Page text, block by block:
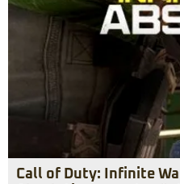
Call of Duty: Infinite